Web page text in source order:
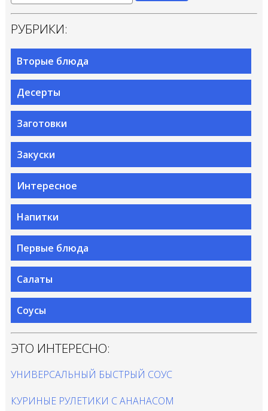
РУБРИКИ:
Вторые блюда
Десерты
Заготовки
Закуски
Интересное
Напитки
Первые блюда
Салаты
Соусы
ЭТО ИНТЕРЕСНО:
УНИВЕРСАЛЬНЫЙ БЫСТРЫЙ СОУС
КУРИНЫЕ РУЛЕТИКИ С АНАНАСОМ